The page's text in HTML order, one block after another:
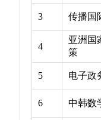
3 传播国
4
亚洲国
策
5 电子政
6 中韩数